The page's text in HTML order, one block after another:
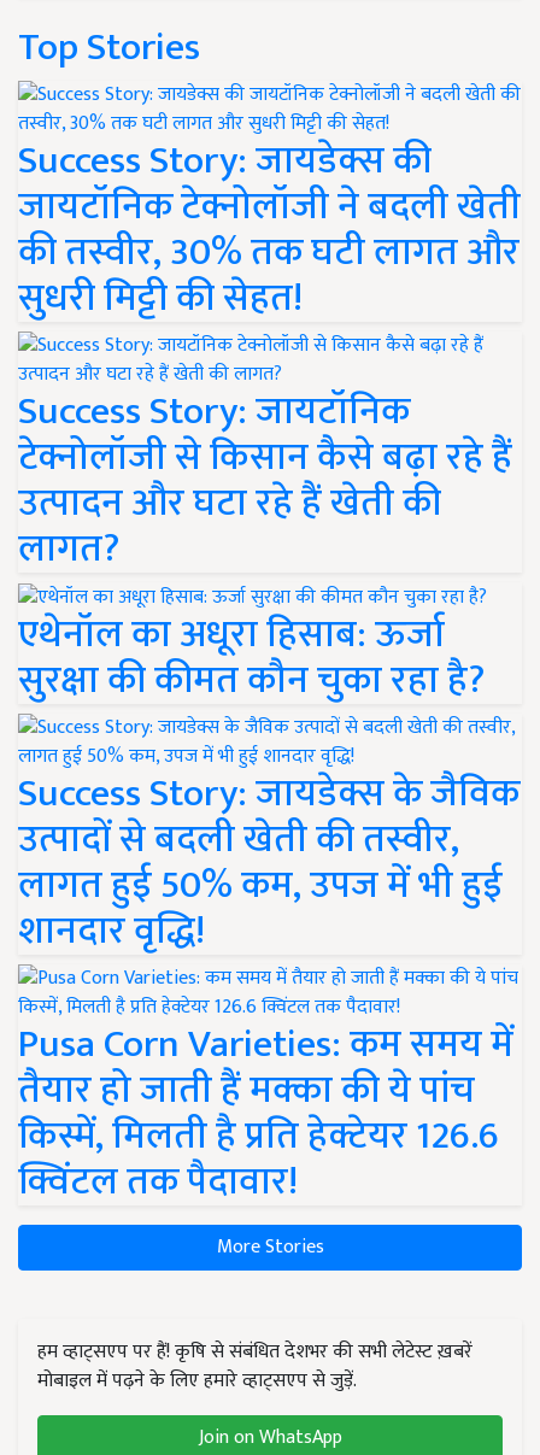
Top Stories
Success Story: जायडेक्स की
जायटॉनिक टेक्नोलॉजी ने बदली खेती
की तस्वीर, 30% तक घटी लागत और
सुधरी मिट्टी की सेहत!
Success Story: जायटॉनिक
टेक्नोलॉजी से किसान कैसे बढ़ा रहे हैं
उत्पादन और घटा रहे हैं खेती की
लागत?
एथेनॉल का अधूरा हिसाब: ऊर्जा
सुरक्षा की कीमत कौन चुका रहा है?
Success Story: जायडेक्स के जैविक
उत्पादों से बदली खेती की तस्वीर,
लागत हुई 50% कम, उपज में भी हुई
शानदार वृद्धि!
Pusa Corn Varieties: कम समय में
तैयार हो जाती हैं मक्का की ये पांच
किस्में, मिलती है प्रति हेक्टेयर 126.6
क्विंटल तक पैदावार!
More Stories
हम व्हाट्सएप पर हैं! कृषि से संबंधित देशभर की सभी लेटेस्ट ख़बरें
मोबाइल में पढ़ने के लिए हमारे व्हाट्सएप से जुड़ें.
Join on WhatsApp